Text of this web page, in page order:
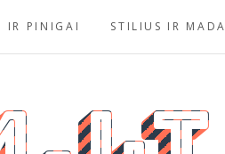
IR PINIGAI STILIUS IR MADA